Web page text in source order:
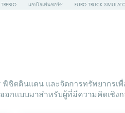
TREBLO แอปโอเพ่นซอร์ซ EURO TRUCK
ดินแดน และจัดการทรัพยากรเ
อกแบบมาสำหรับผู้ที่มีความคิดเชิง